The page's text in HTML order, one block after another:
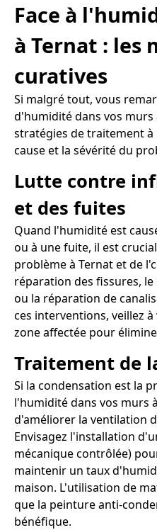
Face à
à Ternat : les
curatives
Si malgré tout, vous
d'humidité dans vos murs
stratégies de traitement à
cause et la sévérité du
Lutte contre
et des fuites
Quand l'humidité est
ou à une fuite, il est
problème à Ternat et de
réparation des fissures,
ou la réparation de
ces interventions, veillez
zone affectée pour
Traitement de
Si la condensation est la
l'humidité dans vos murs
d'améliorer la ventilation
Envisagez l'installation
mécanique contrôlée)
maintenir un taux
maison. L'utilisation de
que la peinture anti-
bénéfique.